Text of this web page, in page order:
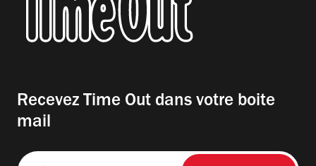
Recevez Time Out dans votre boite
mail
Entrez